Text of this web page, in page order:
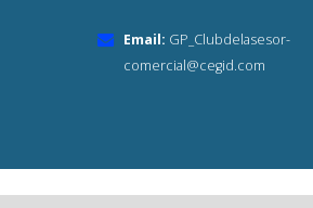
Email: GP_Clubdelasesor-
comercial@cegid.com